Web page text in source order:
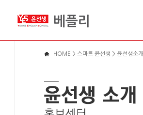
HOME > 스마트 윤선생 > 윤선생소개